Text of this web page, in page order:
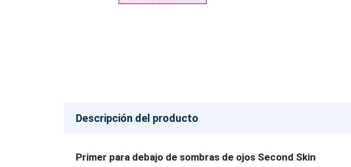
Descripción del producto
Primer para debajo de sombras de ojos Second Skin